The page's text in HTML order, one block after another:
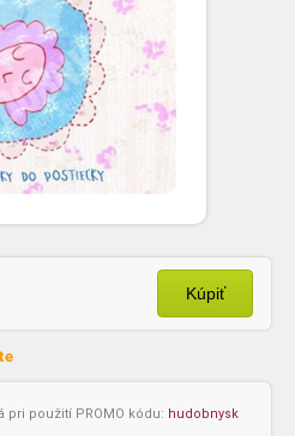
Kúpiť
použití PROMO kódu: hudobnysk